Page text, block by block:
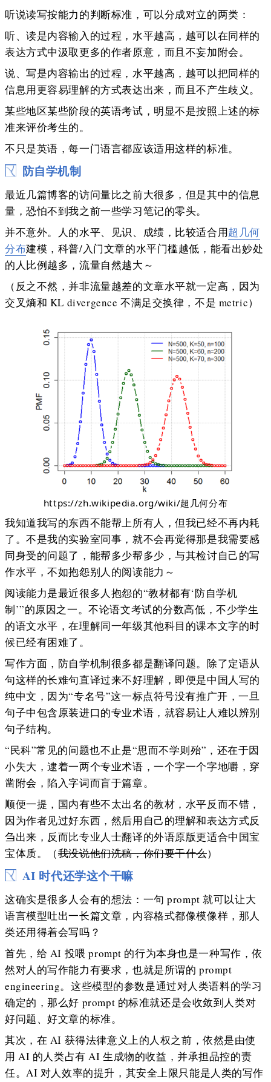
听说读写按能力的判断标准，可以分成对立的两类：
听、读是内容输入的过程，水平越高，越可以在同样的
表达方式中汲取更多的作者原意，而且不妄加附会。
说、写是内容输出的过程，水平越高，越可以把同样的
信息用更容易理解的方式表达出来，而且不产生歧义。
某些地区某些阶段的英语考试，明显不是按照上述的标
准来评价考生的。
不只是英语，每一门语言都应该适用这样的标准。
防自学机制
最近几篇博客的访问量比之前大很多，但是其中的信息
量，恐怕不到我之前一些学习笔记的零头。
并不意外。人的水平、见识、成绩，比较适合用超几何
分布建模，科普/入门文章的水平门槛越低，能看出妙处
的人比例越多，流量自然越大～
（反之不然，并非流量越差的文章水平就一定高，因为
交叉熵和 KL divergence 不满足交换律，不是 metric）
https://zh.wikipedia.org/wiki/超几何分布
我知道我写的东西不能帮上所有人，但我已经不再内耗
了。不是我的实验室同事，就不会再觉得那是我需要感
同身受的问题了，能帮多少帮多少，与其检讨自己的写
作水平，不如抱怨别人的阅读能力～
阅读能力是最近很多人抱怨的“教材都有‘防自学机
制’”的原因之一。不论语文考试的分数高低，不少学生
的语文水平，在理解同一年级其他科目的课本文字的时
候已经有困难了。
写作方面，防自学机制很多都是翻译问题。除了定语从
句这样的长难句直译过来不好理解，即便是中国人写的
纯中文，因为“专名号”这一标点符号没有推广开，一旦
句子中包含原装进口的专业术语，就容易让人难以辨别
句子结构。
“民科”常见的问题也不止是“思而不学则殆”，还在于因
小失大，逮着一两个专业术语，一个字一个字地嚼，穿
凿附会，陷入字词而盲于篇章。
顺便一提，国内有些不太出名的教材，水平反而不错，
因为作者见过好东西，然后用自己的理解和表达方式反
刍出来，反而比专业人士翻译的外语原版更适合中国宝
宝体质。（我没说他们洗稿，你们要干什么）
AI 时代还学这个干嘛
这确实是很多人会有的想法：一句 prompt 就可以让大
语言模型吐出一长篇文章，内容格式都像模像样，那人
类还用得着会写吗？
首先，给 AI 投喂 prompt 的行为本身也是一种写作，依
然对人的写作能力有要求，也就是所谓的 prompt
engineering。这些模型的参数是通过对人类语料的学习
确定的，那么好 prompt 的标准就还是会收敛到人类对
好问题、好文章的标准。
其次，在 AI 获得法律意义上的人权之前，依然是由使
用 AI 的人类占有 AI 生成物的收益，并承担品控的责
任。AI 对人效率的提升，其安全上限只能是人类的写作